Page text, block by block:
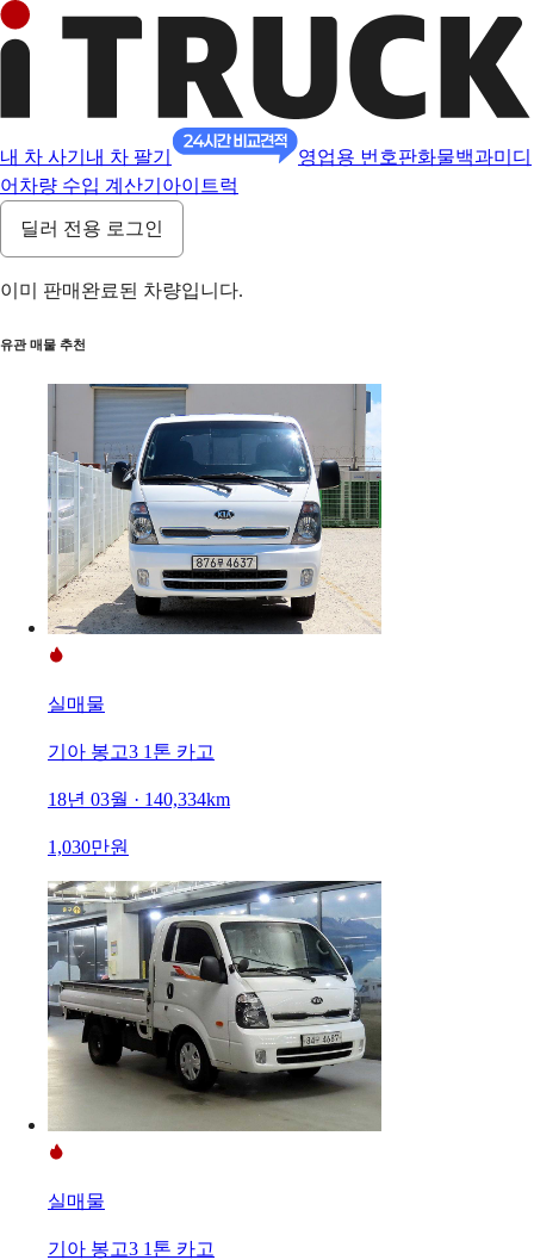
내 차 사기 내 차 팔기 영업용 번호판화물백과미디
어 차량 수입 계산기 아이트럭
딜러 전용 로그인
이미 판매완료된 차량입니다.
유관 매물 추천
실매물
기아 봉고3 1톤 카고
18년 03월 · 140,334km
1,030만원
실매물
기아 봉고3 1톤 카고